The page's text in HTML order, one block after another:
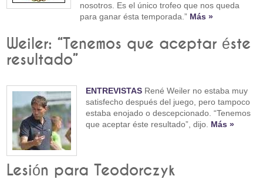
nosotros. Es el único trofeo que nos queda
para ganar ésta temporada.” Más »
Weiler: “Tenemos que aceptar éste
resultado”
ENTREVISTAS René Weiler no estaba muy
satisfecho después del juego, pero tampoco
estaba enojado o descepcionado. “Tenemos
que aceptar éste resultado”, dijo. Más »
Lesión para Teodorczyk